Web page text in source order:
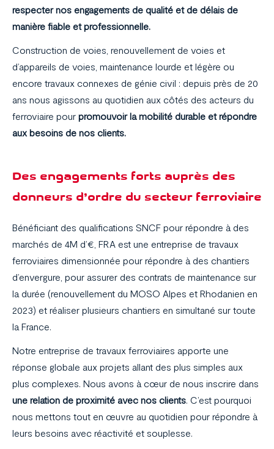
respecter nos engagements de qualité et de délais de
manière fiable et professionnelle.
Construction de voies, renouvellement de voies et
d’appareils de voies, maintenance lourde et légère ou
encore travaux connexes de génie civil : depuis près de 20
ans nous agissons au quotidien aux côtés des acteurs du
ferroviaire pour promouvoir la mobilité durable et répondre
aux besoins de nos clients.
Des engagements forts auprès des
donneurs d’ordre du secteur ferroviaire
Bénéficiant des qualifications SNCF pour répondre à des
marchés de 4M d’€, FRA est une entreprise de travaux
ferroviaires dimensionnée pour répondre à des chantiers
d’envergure, pour assurer des contrats de maintenance sur
la durée (renouvellement du MOSO Alpes et Rhodanien en
2023) et réaliser plusieurs chantiers en simultané sur toute
la France.
Notre entreprise de travaux ferroviaires apporte une
réponse globale aux projets allant des plus simples aux
plus complexes. Nous avons à cœur de nous inscrire dans
une relation de proximité avec nos clients. C’est pourquoi
nous mettons tout en œuvre au quotidien pour répondre à
leurs besoins avec réactivité et souplesse.